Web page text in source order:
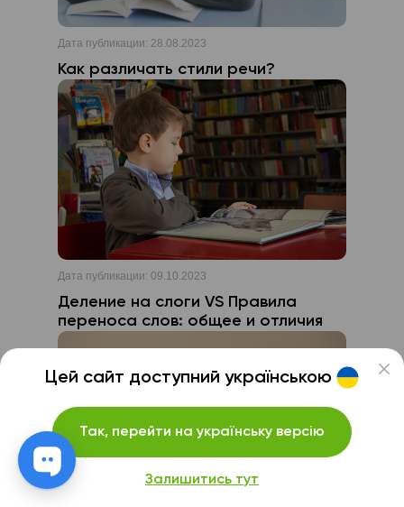
Дата публикации: 28.08.2023
Как различать стили речи?
Дата публикации: 09.10.2023
Деление на слоги VS Правила
переноса слов: общее и отличия
Цей сайт доступний українською
Так, перейти на українську версію
Залишитись тут